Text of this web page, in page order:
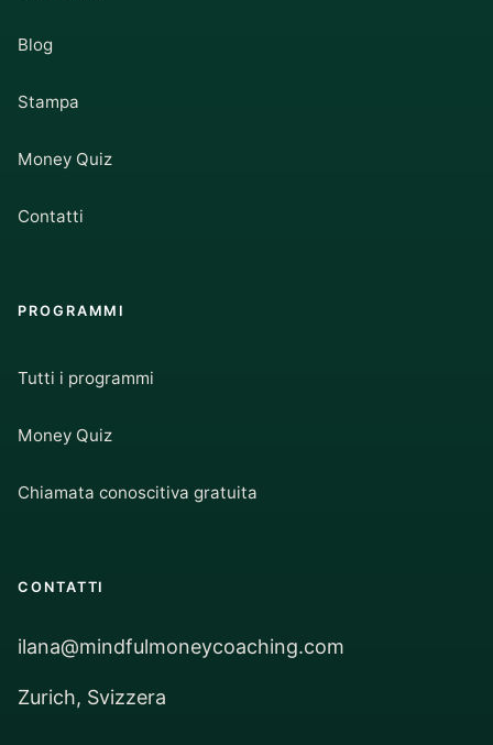
Blog
Stampa
Money Quiz
Contatti
PROGRAMMI
Tutti i programmi
Money Quiz
Chiamata conoscitiva gratuita
CONTATTI
ilana@mindfulmoneycoaching.com
Zurich, Svizzera